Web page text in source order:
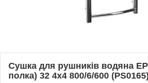
Сушка для рушників водяна
полка) 32 4х4 800/6/600 (PS0165)